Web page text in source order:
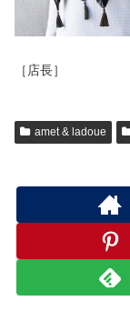
［店長］
amet & ladoue